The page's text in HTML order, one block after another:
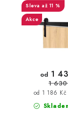
až 11 %
Akce
od 1 186 Kč
od 1
1